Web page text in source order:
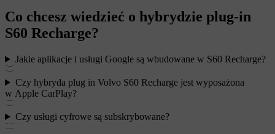
Co chcesz wiedzieć o hybrydzie plug-in
S60 Recharge?
Jakie aplikacje i usługi Google są wbudowane w S60 Recharge?
Czy hybryda plug in Volvo S60 Recharge jest wyposażona
w Apple CarPlay?
Czy usługi cyfrowe są subskrybowane?